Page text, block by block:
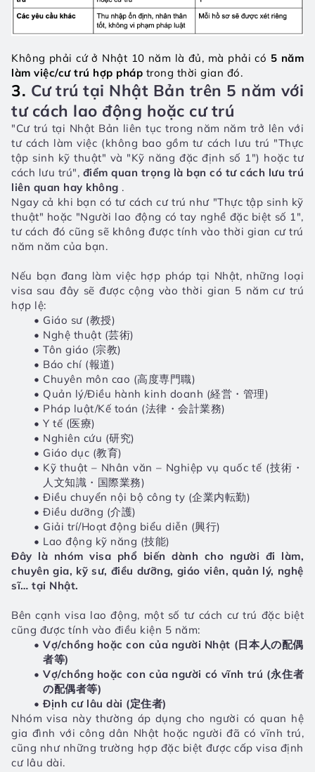
Không phải cứ ở Nhật 10 năm là đủ, mà phải có 5 năm
làm việc/cư trú hợp pháp trong thời gian đó.
3. Cư trú tại Nhật Bản trên 5 năm với
tư cách lao động hoặc cư trú
"Cư trú tại Nhật Bản liên tục trong năm năm trở lên với
tư cách làm việc (không bao gồm tư cách lưu trú "Thực
tập sinh kỹ thuật" và "Kỹ năng đặc định số 1") hoặc tư
cách lưu trú", điểm quan trọng là bạn có tư cách lưu trú
liên quan hay không .
Ngay cả khi bạn có tư cách cư trú như "Thực tập sinh kỹ
thuật" hoặc "Người lao động có tay nghề đặc biệt số 1",
tư cách đó cũng sẽ không được tính vào thời gian cư trú
năm năm của bạn.
Nếu bạn đang làm việc hợp pháp tại Nhật, những loại
visa sau đây sẽ được cộng vào thời gian 5 năm cư trú
hợp lệ:
Giáo sư (教授)
Nghệ thuật (芸術)
Tôn giáo (宗教)
Báo chí (報道)
Chuyên môn cao (高度専門職)
Quản lý/Điều hành kinh doanh (経営・管理)
Pháp luật/Kế toán (法律・会計業務)
Y tế (医療)
Nghiên cứu (研究)
Giáo dục (教育)
Kỹ thuật – Nhân văn – Nghiệp vụ quốc tế (技術・
人文知識・国際業務)
Điều chuyển nội bộ công ty (企業内転勤)
Điều dưỡng (介護)
Giải trí/Hoạt động biểu diễn (興行)
Lao động kỹ năng (技能)
Đây là nhóm visa phổ biến dành cho người đi làm,
chuyên gia, kỹ sư, điều dưỡng, giáo viên, quản lý, nghệ
sĩ… tại Nhật.
Bên cạnh visa lao động, một số tư cách cư trú đặc biệt
cũng được tính vào điều kiện 5 năm:
Vợ/chồng hoặc con của người Nhật (日本人の配偶
者等)
Vợ/chồng hoặc con của người có vĩnh trú (永住者
の配偶者等)
Định cư lâu dài (定住者)
Nhóm visa này thường áp dụng cho người có quan hệ
gia đình với công dân Nhật hoặc người đã có vĩnh trú,
cũng như những trường hợp đặc biệt được cấp visa định
cư lâu dài.